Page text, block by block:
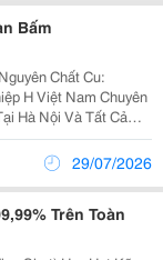
Bấm
Chất Cu:
Hà Nội Và Tất Cả
Với Số Lượng Không
Giới Hạn. 1. Đồng Nguyên Chất Là Gì? - Kim Loại...
29/07/2026
Trên Toàn